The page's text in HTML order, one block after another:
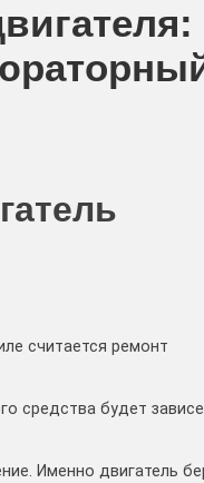
считается ремонт
средства будет
Именно двигатель